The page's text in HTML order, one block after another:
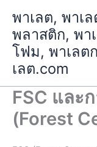
content
พาเลต, พาเ
พลาสติก, พา
โฟม, พาเลต
เลต.com
FSC และ
(Forest